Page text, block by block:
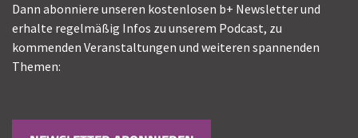
Dann abonniere unseren kostenlosen b+ Newsletter und
erhalte regelmäßig Infos zu unserem Podcast, zu
kommenden Veranstaltungen und weiteren spannenden
Themen: